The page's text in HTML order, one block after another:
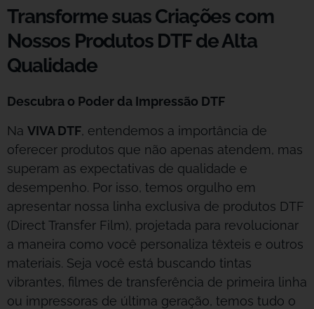
Transforme suas Criações com
Nossos Produtos DTF de Alta
Qualidade
Descubra o Poder da Impressão DTF
Na VIVA DTF, entendemos a importância de
oferecer produtos que não apenas atendem, mas
superam as expectativas de qualidade e
desempenho. Por isso, temos orgulho em
apresentar nossa linha exclusiva de produtos DTF
(Direct Transfer Film), projetada para revolucionar
a maneira como você personaliza têxteis e outros
materiais. Seja você está buscando tintas
vibrantes, filmes de transferência de primeira linha
ou impressoras de última geração, temos tudo o